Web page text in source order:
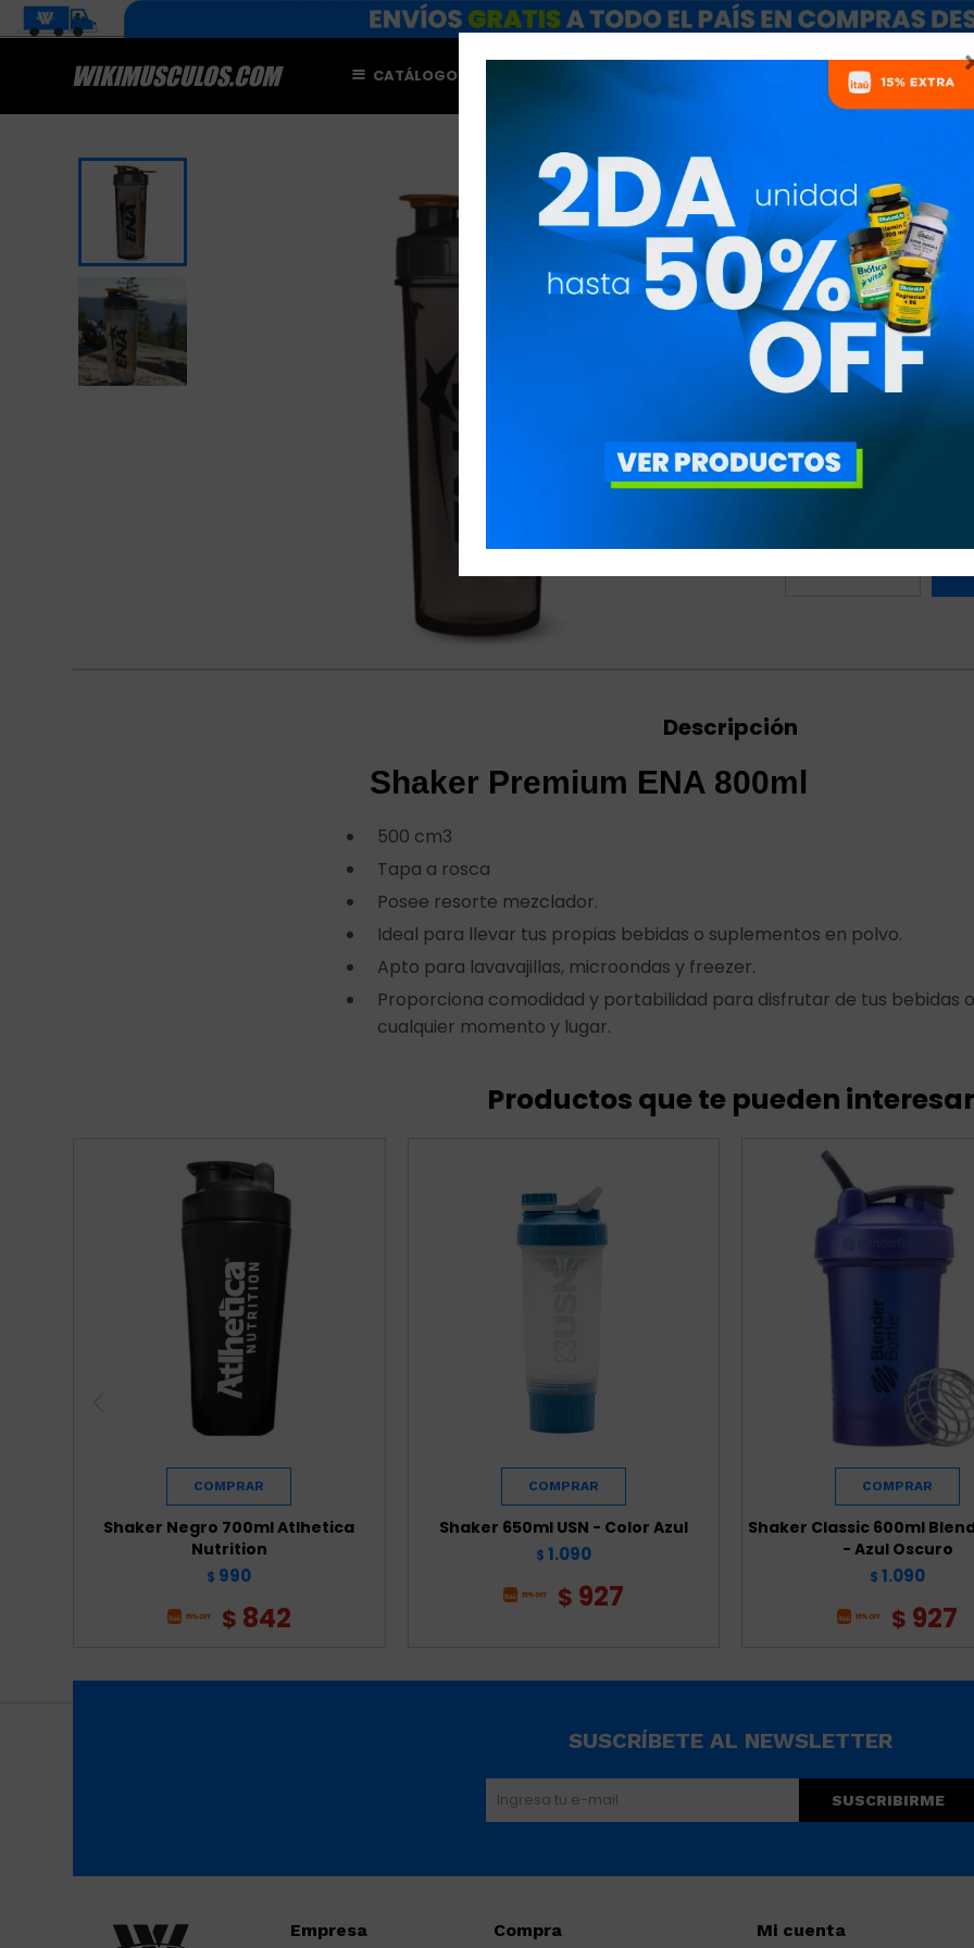
CATÁLOGO NUTRICIONISTAS
SHAKER
ENASK011
$1.590
$1.352
Variedades:
Descripción
Shaker Premium ENA 800ml
500 cm3
Tapa a rosca
Posee resorte mezclador.
Ideal para llevar tus propias bebidas o suplementos en polvo.
Apto para lavavajillas, microondas y freezer.
Proporciona comodidad y portabilidad para disfrutar de tus bebidas
cualquier momento y lugar.
Productos que te pueden interesar
Shaker Negro 700ml Atlhetica
Nutrition
$ 990
$ 842
Shaker 650ml USN - Color Azul
$ 1.090
$ 927
Shaker Classic 600ml
- Azul Oscuro
$ 1.090
$ 927
Empresa Compra Mi cuenta
SUSCRÍBETE AL NEWSLETTER
SUSCRIBIRME